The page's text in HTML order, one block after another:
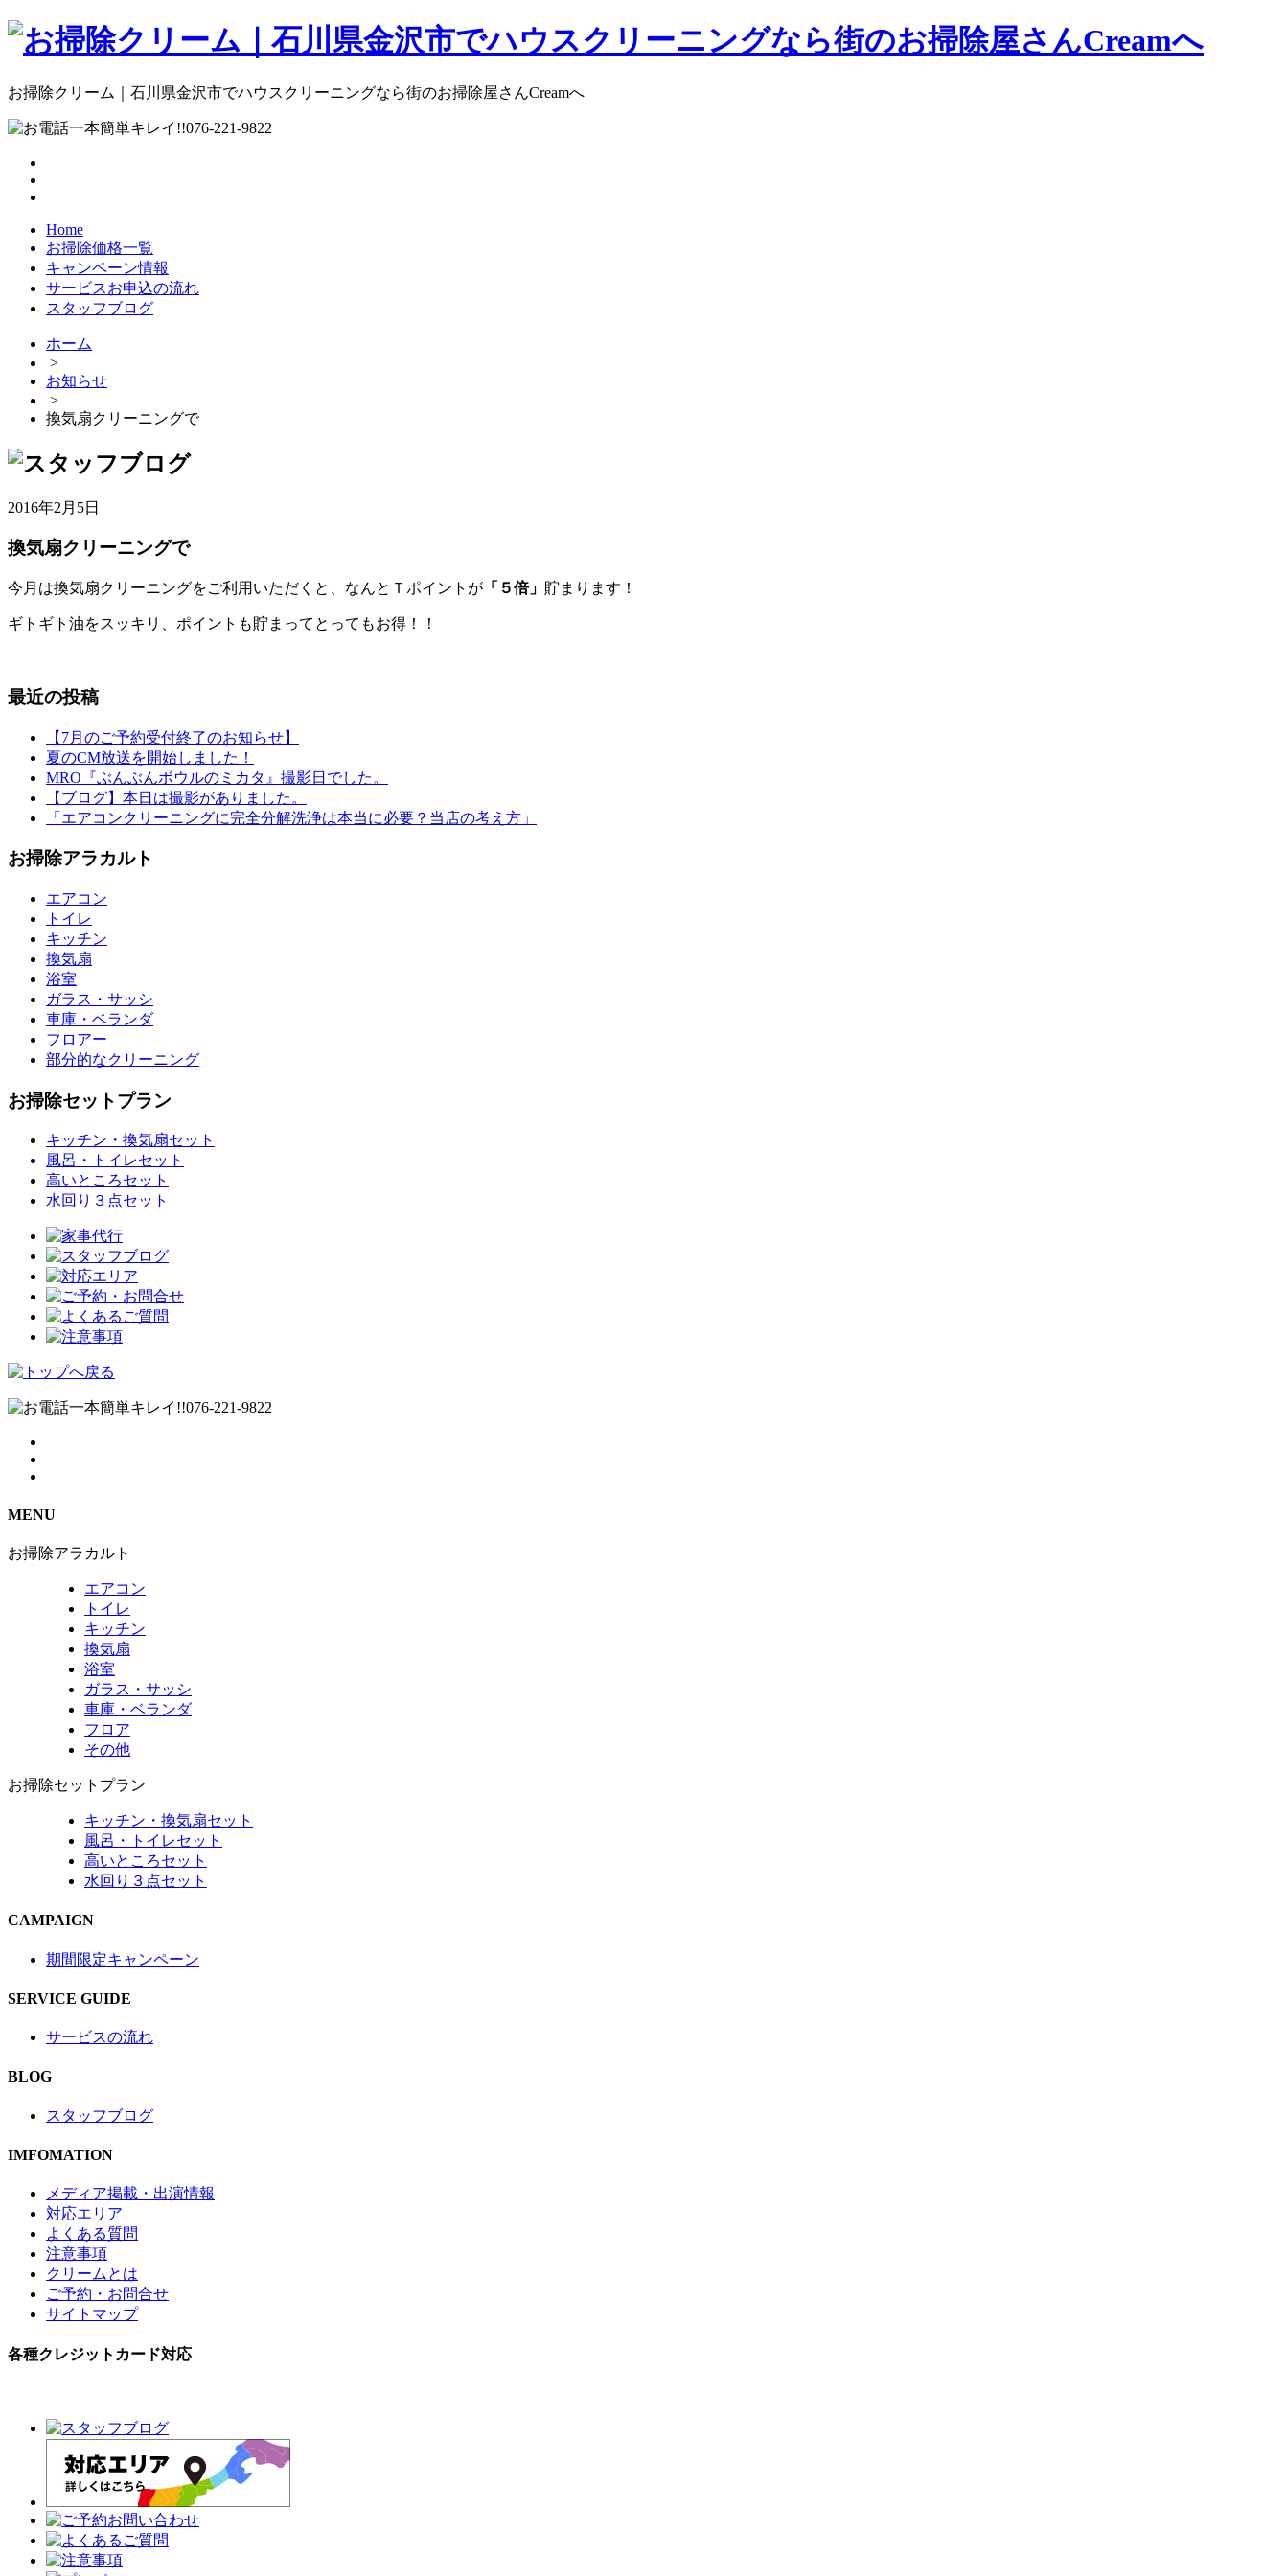
お掃除クリーム｜石川県金沢市でハウスクリーニングなら街のお掃除屋さんCreamへ
Home
お掃除価格一覧
キャンペーン情報
サービスお申込の流れ
スタッフブログ
ホーム
>
お知らせ
>
換気扇クリーニングで
2016年2月5日
換気扇クリーニングで
今月は換気扇クリーニングをご利用いただくと、なんとＴポイントが 「５倍」 貯まります！
ギトギト油をスッキリ、ポイントも貯まってとってもお得！！
最近の投稿
【7月のご予約受付終了のお知らせ】
夏のCM放送を開始しました！
MRO『ぶんぶんボウルのミカタ』撮影日でした。
【ブログ】本日は撮影がありました。
「エアコンクリーニングに完全分解洗浄は本当に必要？当店の考え方」
お掃除アラカルト
エアコン
トイレ
キッチン
換気扇
浴室
ガラス・サッシ
車庫・ベランダ
フロアー
部分的なクリーニング
お掃除セットプラン
キッチン・換気扇セット
風呂・トイレセット
高いところセット
水回り３点セット
MENU
お掃除アラカルト
エアコン
トイレ
キッチン
換気扇
浴室
ガラス・サッシ
車庫・ベランダ
フロア
その他
お掃除セットプラン
キッチン・換気扇セット
風呂・トイレセット
高いところセット
水回り３点セット
CAMPAIGN
期間限定キャンペーン
SERVICE GUIDE
サービスの流れ
BLOG
スタッフブログ
IMFOMATION
メディア掲載・出演情報
対応エリア
よくある質問
注意事項
クリームとは
ご予約・お問合せ
サイトマップ
各種クレジットカード対応